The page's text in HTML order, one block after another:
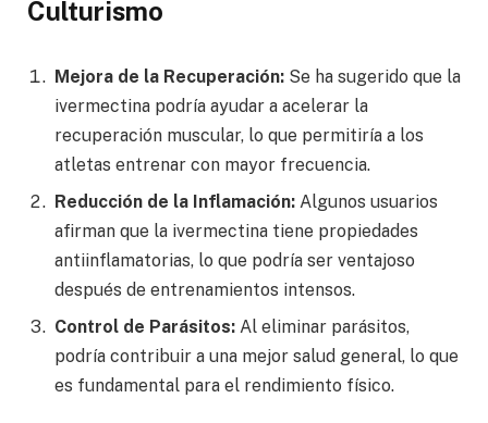
Culturismo
Mejora de la Recuperación: Se ha sugerido que la
ivermectina podría ayudar a acelerar la
recuperación muscular, lo que permitiría a los
atletas entrenar con mayor frecuencia.
Reducción de la Inflamación: Algunos usuarios
afirman que la ivermectina tiene propiedades
antiinflamatorias, lo que podría ser ventajoso
después de entrenamientos intensos.
Control de Parásitos: Al eliminar parásitos,
podría contribuir a una mejor salud general, lo que
es fundamental para el rendimiento físico.